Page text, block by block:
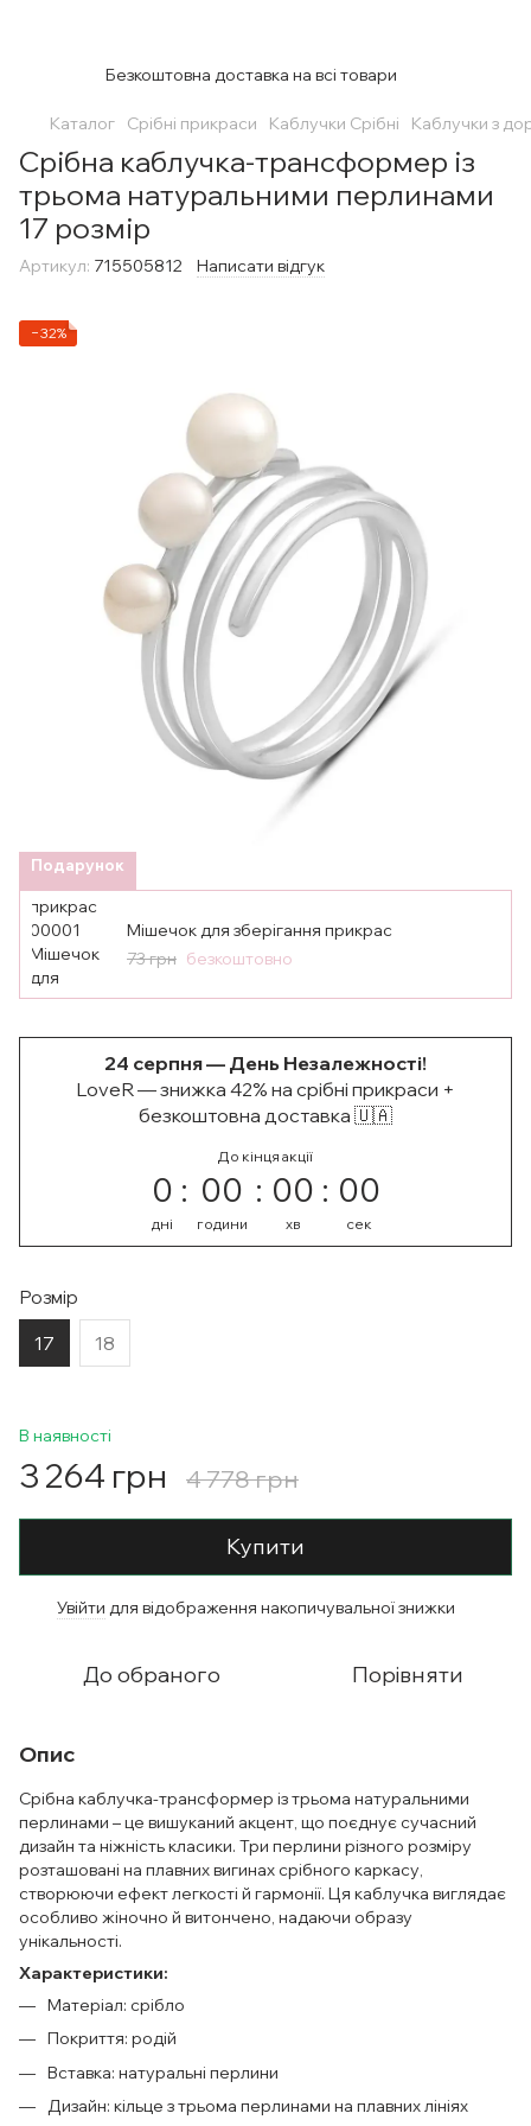
Безкоштовна доставка на всі товари
Каталог Срібні прикраси Каблучки Срібні Каблучки з
Срібна каблучка-трансформер із
трьома натуральними перлинами
17 розмір
Артикул: 715505812 Написати відгук
−32%
Подарунок
Мішечок для зберігання прикрас
73 грн безкоштовно
24 серпня — День Незалежності!
LoveR — знижка 42% на срібні прикраси +
безкоштовна доставка 🇺🇦
До кінця акції
0
дні
00
години
00
хв
00
сек
Розмір
17 18
В наявності
3 264 грн 4 778 грн
Купити
Увійти для відображення накопичувальної знижки
До обраного Порівняти
Опис
Срібна каблучка-трансформер із трьома натуральними
перлинами – це вишуканий акцент, що поєднує сучасний
дизайн та ніжність класики. Три перлини різного розміру
розташовані на плавних вигинах срібного каркасу,
створюючи ефект легкості й гармонії. Ця каблучка виглядає
особливо жіночно й витончено, надаючи образу
унікальності.
Характеристики:
Матеріал: срібло
Покриття: родій
Вставка: натуральні перлини
Дизайн: кільце з трьома перлинами на плавних лініях